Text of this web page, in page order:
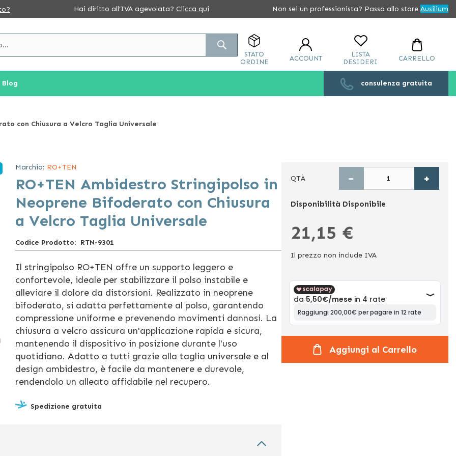
Hai diritto all’IVA agevolata? Clicca qui Non sei un professionista? Passa allo store Ausilium
STATO
ORDINE
ACCOUNT
LISTA
DESIDERI
CARRELLO
Blog consulenza gratuita
con Chiusura a Velcro Taglia Universale
Marchio: RO+TEN
RO+TEN Ambidestro Stringipolso in
Neoprene Bifoderato con Chiusura
a Velcro Taglia Universale
Codice Prodotto RTN-9301
Il stringipolso RO+TEN offre un supporto leggero e
confortevole, ideale per stabilizzare il polso instabile e
alleviare il dolore da distorsioni. Realizzato in neoprene
bifoderato, si adatta perfettamente al polso, garantendo
compressione uniforme e prevenendo movimenti dannosi. La
chiusura a velcro assicura un'applicazione rapida e sicura,
mantenendo il dispositivo in posizione durante l'uso
quotidiano. Adatto a tutti grazie alla taglia universale e al
design ambidestro, è facile da mantenere e durevole,
rendendolo un alleato affidabile nel recupero.
Spedizione gratuita
QTÀ − +
Disponibilità Disponibile
21,15 €
Il prezzo non include IVA
Aggiungi al Carrello